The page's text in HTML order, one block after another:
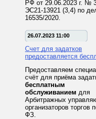
РФ от 29.06.2023 г. №
ЭС21-13921 (3,4) по
16535/2020.
26.07.2023 11:00
Счет для задатков
предоставляется
Предоставляем
счёт для приёма
бесплатным
обслуживанием для
Арбитражных
организаторов торгов
ФЗ.